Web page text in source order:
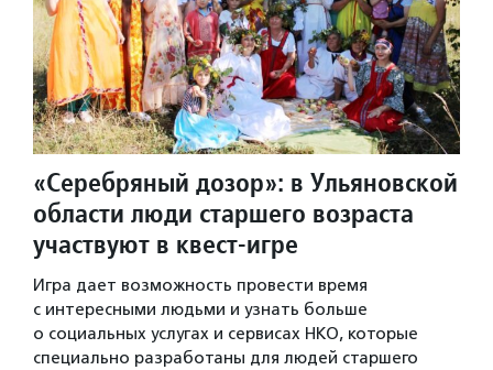
«Серебряный дозор»: в Ульяновской
области люди старшего возраста
участвуют в квест-игре
Игра дает возможность провести время
с интересными людьми и узнать больше
о социальных услугах и сервисах НКО, которые
специально разработаны для людей старшего